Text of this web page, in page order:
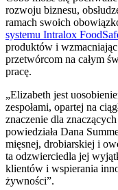
rozwoju biznesu,
ramach swoich
systemu Intralox
produktów i
przetwórcom na całym
pracę.
„Elizabeth jest
zespołami, opartej na
znaczenie dla
powiedziała Dana
mięsnej, drobiarskiej i
ta odzwierciedla jej
klientów i wspierania
żywności”.